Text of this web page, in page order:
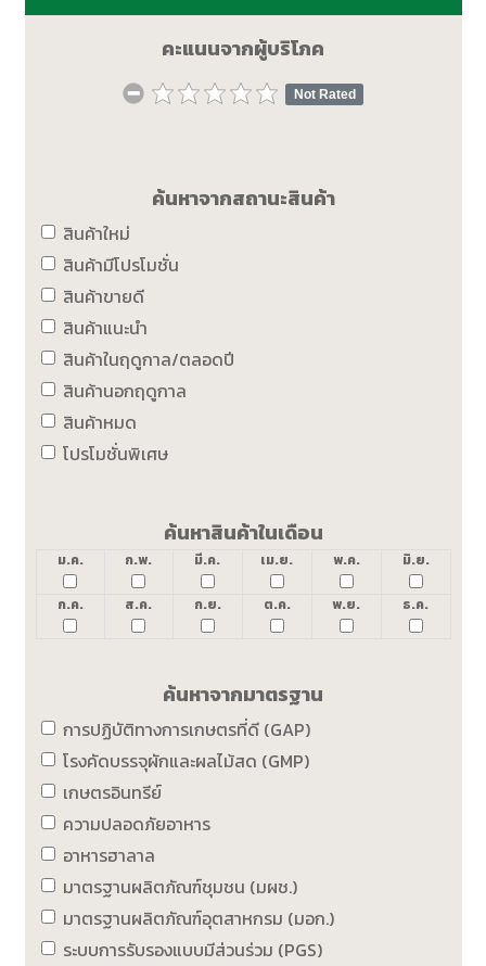
คะแนนจากผู้บริโภค
Not Rated
ค้นหาจากสถานะสินค้า
สินค้าใหม่
สินค้ามีโปรโมชั่น
สินค้าขายดี
สินค้าแนะนำ
สินค้าในฤดูกาล/ตลอดปี
สินค้านอกฤดูกาล
สินค้าหมด
โปรโมชั่นพิเศษ
ค้นหาสินค้าในเดือน
ม.ค. ก.พ. มี.ค. เม.ย. พ.ค. มิ.ย.
ก.ค. ส.ค. ก.ย. ต.ค. พ.ย. ธ.ค.
ค้นหาจากมาตรฐาน
การปฏิบัติทางการเกษตรที่ดี (GAP)
โรงคัดบรรจุผักและผลไม้สด (GMP)
เกษตรอินทรีย์
ความปลอดภัยอาหาร
อาหารฮาลาล
มาตรฐานผลิตภัณฑ์ชุมชน (มผช.)
มาตรฐานผลิตภัณฑ์อุตสาหกรม (มอก.)
ระบบการรับรองแบบมีส่วนร่วม (PGS)